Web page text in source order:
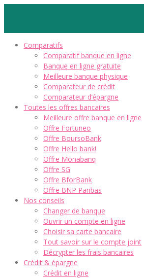
Comparatifs
Comparatif banque en ligne
Banque en ligne gratuite
Meilleure banque physique
Comparateur de crédit
Comparateur d’épargne
Toutes les offres bancaires
Meilleure offre banque en ligne
Offre Fortuneo
Offre BoursoBank
Offre Hello bank!
Offre Monabanq
Offre SG
Offre BforBank
Offre BNP Paribas
Nos conseils
Changer de banque
Ouvrir un compte en ligne
Choisir sa carte bancaire
Tout savoir sur le compte joint
Décrypter les frais bancaires
Crédit & épargne
Crédit en ligne